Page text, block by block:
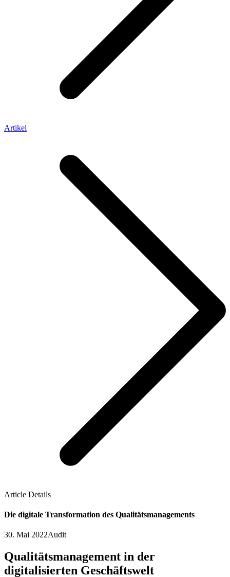
Artikel
Article Details
Die digitale Transformation des Qualitätsmanagements
30. Mai 2022Audit
Qualitätsmanagement in der
digitalisierten Geschäftswelt